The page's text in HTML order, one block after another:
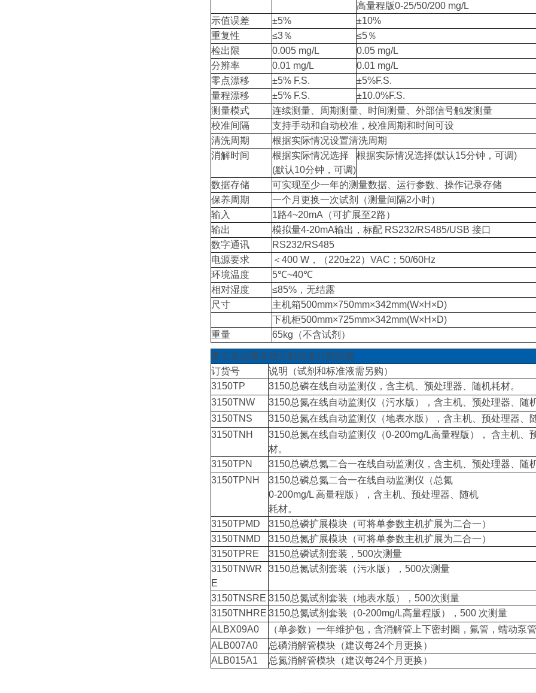
高量程版0-25/50/200 mg/L
示值误差
±5%
±10%
重复性
≤3％
≤5％
检出限
0.005 mg/L
0.05 mg/L
分辨率
0.01 mg/L
0.01 mg/L
零点漂移
±5% F.S.
±5%F.S.
量程漂移
±5% F.S.
±10.0%F.S.
测量模式
连续测量、周期测量、时间测量、外部信号触发测量
校准间隔
支持手动和自动校准，校准周期和时间可设
清洗周期
根据实际情况设置清洗周期
消解时间
根据实际情况选择
(默认10分钟，可调)
根据实际情况选择(默认15分钟，可调)
数据存储
可实现至少一年的测量数据、运行参数、操作记录存储
保养周期
一个月更换一次试剂（测量间隔2小时）
输入
1路4~20mA（可扩展至2路）
输出
模拟量4-20mA输出，标配 RS232/RS485/USB 接口
数字通讯
RS232/RS485
电源要求
＜400 W，（220±22）VAC；50/60Hz
环境温度
5℃~40℃
相对湿度
≤85%，无结露
尺寸
主机箱500mm×750mm×342mm(W×H×D)
下机柜500mm×725mm×342mm(W×H×D)
重量
65kg（不含试剂）
奥立龙总磷在线分析仪表订购信息
订货号
说明（试剂和标准液需另购）
3150TP
3150总磷在线自动监测仪，含主机、预处理器、随机耗材。
3150TNW
3150总氮在线自动监测仪（污水版），含主机、预处理器、随
3150TNS
3150总氮在线自动监测仪（地表水版），含主机、预处理器、
3150TNH
3150总氮在线自动监测仪（0-200mg/L高量程版）， 含主机、
材。
3150TPN
3150总磷总氮二合一在线自动监测仪，含主机、预处理器、随
3150TPNH
3150总磷总氮二合一在线自动监测仪（总氮
0-200mg/L 高量程版），含主机、预处理器、随机
耗材。
3150TPMD
3150总磷扩展模块（可将单参数主机扩展为二合一）
3150TNMD
3150总氮扩展模块（可将单参数主机扩展为二合一）
3150TPRE
3150总磷试剂套装，500次测量
3150TNWR
E
3150总氮试剂套装（污水版），500次测量
3150TNSRE 3150总氮试剂套装（地表水版），500次测量
3150TNHRE 3150总氮试剂套装（0-200mg/L高量程版），500 次测量
ALBX09A0
（单参数）一年维护包，含消解管上下密封圈，氟管，蠕动泵管
ALB007A0
总磷消解管模块（建议每24个月更换）
ALB015A1
总氮消解管模块（建议每24个月更换）